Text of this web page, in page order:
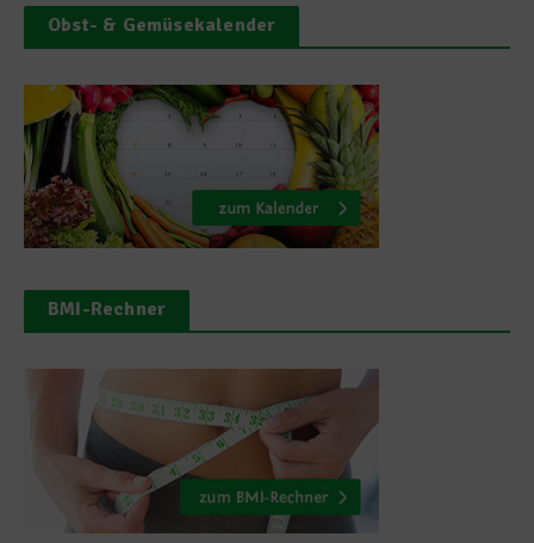
Obst- & Gemüsekalender
BMI-Rechner